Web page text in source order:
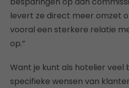
levert ze direct meer omzet
vooral een sterkere relatie
op.”
Want je kunt als hotelier veel
specifieke wensen van